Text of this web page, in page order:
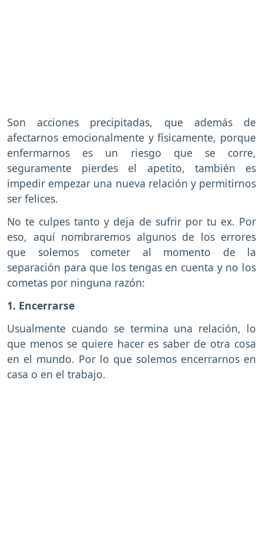
Son acciones precipitadas, que además de
afectarnos emocionalmente y físicamente, porque
enfermarnos es un riesgo que se corre,
seguramente pierdes el apetito, también es
impedir empezar una nueva relación y permitirnos
ser felices.
No te culpes tanto y deja de sufrir por tu ex. Por
eso, aquí nombraremos algunos de los errores
que solemos cometer al momento de la
separación para que los tengas en cuenta y no los
cometas por ninguna razón:
1. Encerrarse
Usualmente cuando se termina una relación, lo
que menos se quiere hacer es saber de otra cosa
en el mundo. Por lo que solemos encerrarnos en
casa o en el trabajo.